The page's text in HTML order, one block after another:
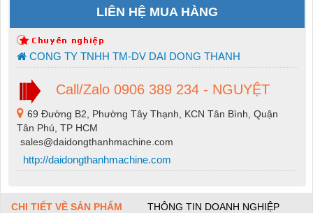
LIÊN HỆ MUA HÀNG
CONG TY TNHH TM-DV DAI DONG THANH
Call/Zalo 0906 389 234 - NGUYỆT
69 Đường B2, Phường Tây Thạnh, KCN Tân Bình, Quận
Tân Phú, TP HCM
sales@daidongthanhmachine.com
http://daidongthanhmachine.com
CHI TIẾT VỀ SẢN PHẨM THÔNG TIN DOANH NGHIỆP